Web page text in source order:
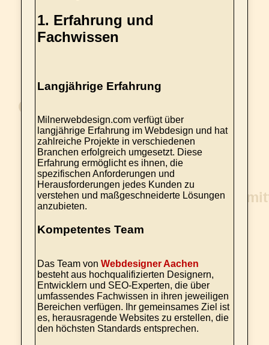
1. Erfahrung und
Fachwissen
Langjährige Erfahrung
Milnerwebdesign.com verfügt über
langjährige Erfahrung im Webdesign und hat
zahlreiche Projekte in verschiedenen
Branchen erfolgreich umgesetzt. Diese
Erfahrung ermöglicht es ihnen, die
spezifischen Anforderungen und
Herausforderungen jedes Kunden zu
verstehen und maßgeschneiderte Lösungen
anzubieten.
Kompetentes Team
Das Team von Webdesigner Aachen
besteht aus hochqualifizierten Designern,
Entwicklern und SEO-Experten, die über
umfassendes Fachwissen in ihren jeweiligen
Bereichen verfügen. Ihr gemeinsames Ziel ist
es, herausragende Websites zu erstellen, die
den höchsten Standards entsprechen.